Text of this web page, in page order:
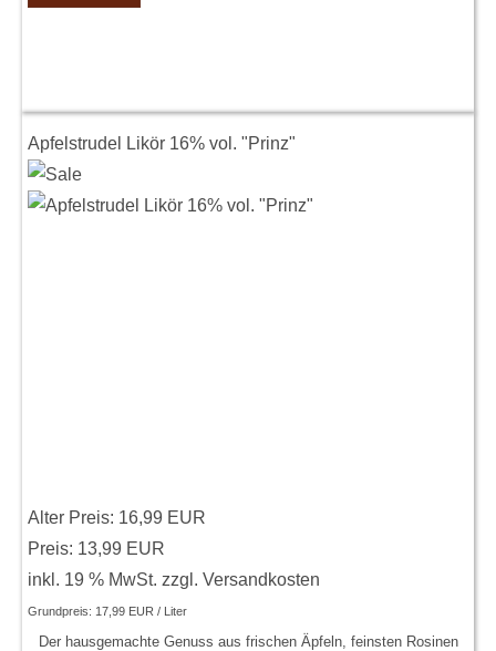
Apfelstrudel Likör 16% vol. "Prinz"
Alter Preis: 16,99 EUR
Preis: 13,99 EUR
inkl. 19 % MwSt. zzgl. Versandkosten
Grundpreis: 17,99 EUR / Liter
Der hausgemachte Genuss aus frischen Äpfeln, feinsten Rosinen